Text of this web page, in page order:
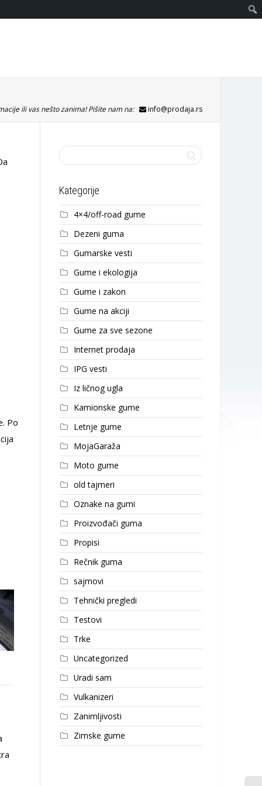
ili vas nešto zanima! Pišite nam na: info@prodaja.rs
Po
RIKEN gume – novost na
U poslednje vreme na
našem tržištu pojavljuju se
Kategorije
4×4/off-road gume
Dezeni guma
Gumarske vesti
Gume i ekologija
Gume i zakon
Gume na akciji
Gume za sve sezone
Internet prodaja
IPG vesti
Iz ličnog ugla
Kamionske gume
Letnje gume
MojaGaraža
Moto gume
old tajmeri
Oznake na gumi
Proizvođači guma
Propisi
Rečnik guma
sajmovi
Tehnički pregledi
Testovi
Trke
Uncategorized
Uradi sam
Vulkanizeri
Zanimljivosti
Zimske gume